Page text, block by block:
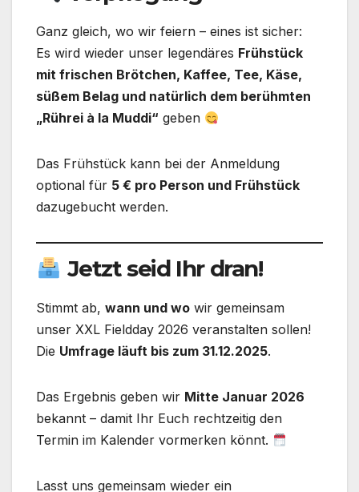
Ganz gleich, wo wir feiern – eines ist sicher:
Es wird wieder unser legendäres Frühstück
mit frischen Brötchen, Kaffee, Tee, Käse,
süßem Belag und natürlich dem berühmten
„Rührei à la Muddi“ geben
Das Frühstück kann bei der Anmeldung
optional für 5 € pro Person und Frühstück
dazugebucht werden.
Jetzt seid Ihr dran!
Stimmt ab, wann und wo wir gemeinsam
unser XXL Fieldday 2026 veranstalten sollen!
Die Umfrage läuft bis zum 31.12.2025.
Das Ergebnis geben wir Mitte Januar 2026
bekannt – damit Ihr Euch rechtzeitig den
Termin im Kalender vormerken könnt.
Lasst uns gemeinsam wieder ein